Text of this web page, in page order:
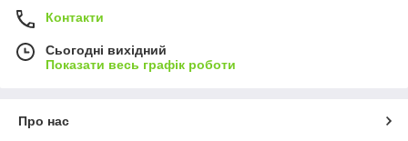
Контакти
Сьогодні вихідний
Показати весь графік роботи
Про нас